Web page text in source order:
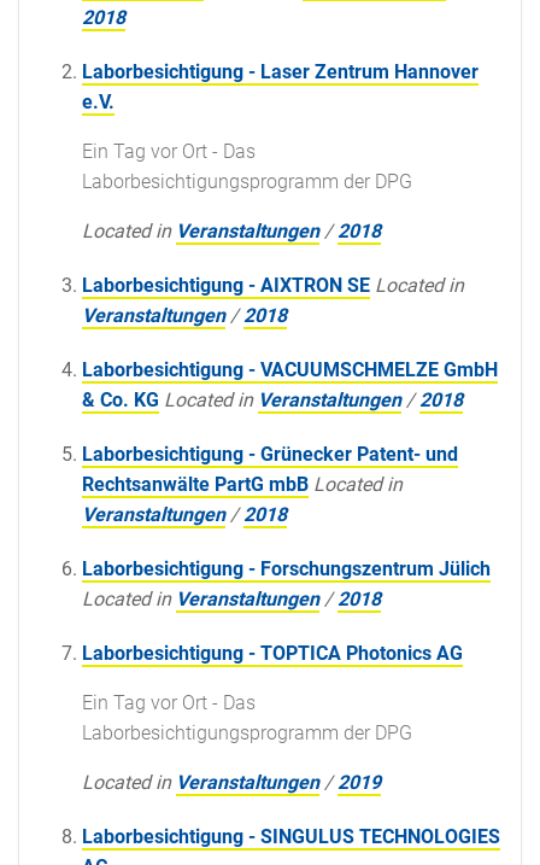
2018
Laborbesichtigung - Laser Zentrum Hannover
e.V.
Ein Tag vor Ort - Das
Laborbesichtigungsprogramm der DPG
Located in Veranstaltungen /2018
Laborbesichtigung - AIXTRON SE Located in
Veranstaltungen /2018
Laborbesichtigung - VACUUMSCHMELZE GmbH
& Co. KG Located in Veranstaltungen /2018
Laborbesichtigung - Grünecker Patent- und
Rechtsanwälte PartG mbB Located in
Veranstaltungen /2018
Laborbesichtigung - Forschungszentrum Jülich
Located in Veranstaltungen /2018
Laborbesichtigung - TOPTICA Photonics AG
Ein Tag vor Ort - Das
Laborbesichtigungsprogramm der DPG
Located in Veranstaltungen /2019
Laborbesichtigung - SINGULUS TECHNOLOGIES